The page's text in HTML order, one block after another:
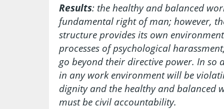
Results: the healthy and balanced
fundamental right of man; however,
structure provides its own
processes of psychological
go beyond their directive power. In so
in any work environment will be
dignity and the healthy and balanced
must be civil accountability.